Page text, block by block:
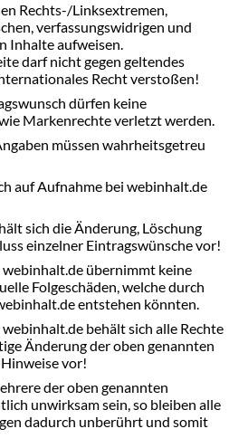
Rechts-/Linksextremen,
verfassungswidrigen und
Inhalte aufweisen.
darf nicht gegen geltendes
Recht verstoßen!
dürfen keine
Markenrechte verletzt werden.
müssen wahrheitsgetreu
auf Aufnahme bei webinhalt.de
sich die Änderung, Löschung
einzelner Eintragswünsche vor!
übernimmt keine
Folgeschäden, welche durch
entstehen könnten.
behält sich alle Rechte
Änderung der oben genannten
vor!
der oben genannten
unwirksam sein, so bleiben alle
dadurch unberührt und somit